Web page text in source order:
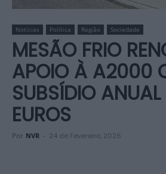
Notícias Política Região Sociedade
MESÃO FRIO
APOIO À A2000
SUBSÍDIO ANUAL
EUROS
Por NVR - 24 de Fevereiro, 2026